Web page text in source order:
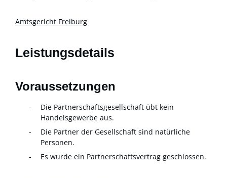
Amtsgericht Freiburg
Leistungsdetails
Voraussetzungen
Die Partnerschaftsgesellschaft übt kein
Handelsgewerbe aus.
Die Partner der Gesellschaft sind natürliche
Personen.
Es wurde ein Partnerschaftsvertrag geschlossen.